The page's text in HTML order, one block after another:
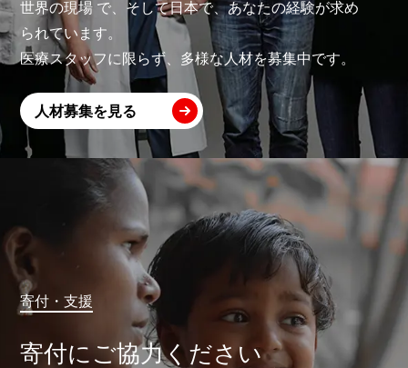
世界の現場 で、そして日本で、あなたの経験が求め
られています。
医療スタッフに限らず、多様な人材を募集中です。
人材募集を見る
寄付・支援
寄付にご協力ください